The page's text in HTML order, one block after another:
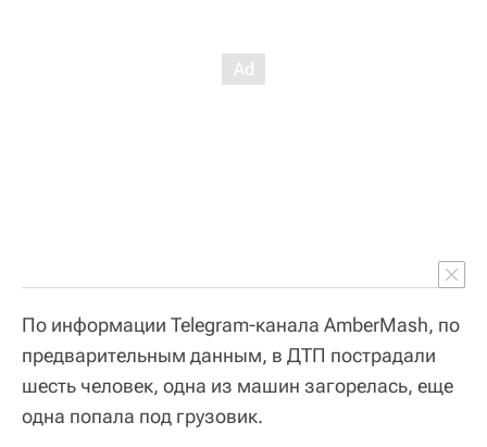
По информации Telegram-канала AmberMash, по
предварительным данным, в ДТП пострадали
шесть человек, одна из машин загорелась, еще
одна попала под грузовик.